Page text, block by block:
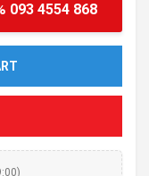
093 4554 868